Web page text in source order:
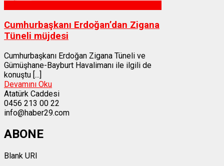
Cumhurbaşkanı Erdoğan’dan Zigana
Tüneli müjdesi
Cumhurbaşkanı Erdoğan Zigana Tüneli ve
Gümüşhane-Bayburt Havalimanı ile ilgili de
konuştu [...]
Devamını Oku
Atatürk Caddesi
0456 213 00 22
info@haber29.com
ABONE
Blank URI